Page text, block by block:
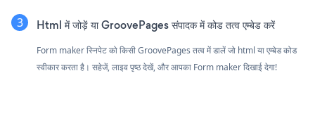
Html में जोड़ें या GroovePages संपादक में कोड तत्व एम्बेड करें
Form maker स्निपेट को किसी GroovePages तत्व में डालें जो html या एम्बेड कोड
स्वीकार करता है। सहेजें, लाइव पृष्ठ देखें, और आपका Form maker दिखाई देगा!